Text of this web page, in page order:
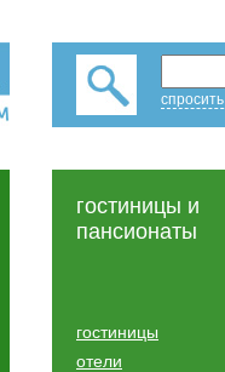
гостиницы и
пансионаты
гостиницы
отели